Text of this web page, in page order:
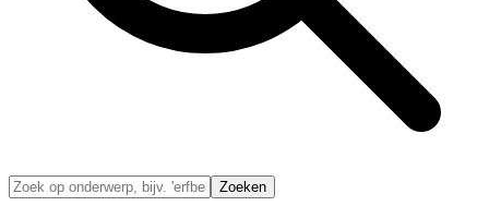
Zoeken